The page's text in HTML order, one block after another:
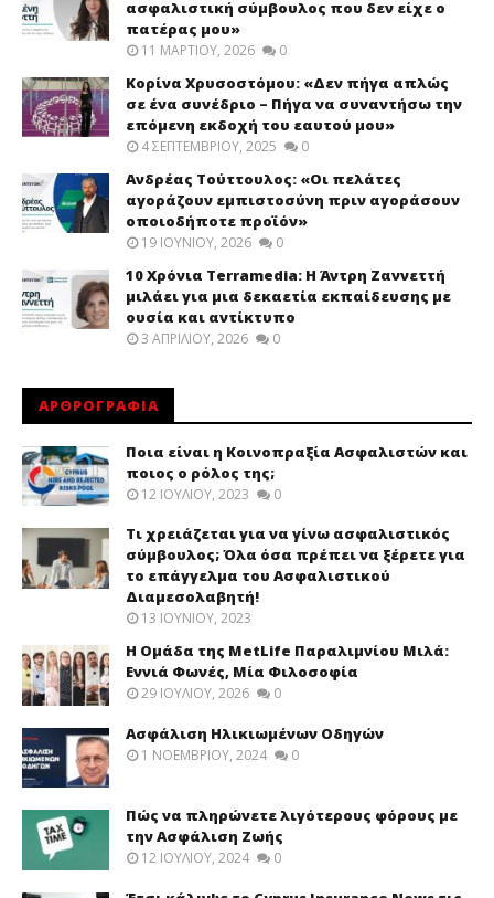
ασφαλιστική σύμβουλος που δεν είχε ο
πατέρας μου»
11 ΜΑΡΤΊΟΥ, 2026 0
Κορίνα Χρυσοστόμου: «Δεν πήγα απλώς
σε ένα συνέδριο – Πήγα να συναντήσω την
επόμενη εκδοχή του εαυτού μου»
4 ΣΕΠΤΕΜΒΡΊΟΥ, 2025 0
Ανδρέας Τούττουλος: «Οι πελάτες
αγοράζουν εμπιστοσύνη πριν αγοράσουν
οποιοδήποτε προϊόν»
19 ΙΟΥΝΊΟΥ, 2026 0
10 Χρόνια Terramedia: Η Άντρη Ζαννεττή
μιλάει για μια δεκαετία εκπαίδευσης με
ουσία και αντίκτυπο
3 ΑΠΡΙΛΊΟΥ, 2026 0
ΑΡΘΡΟΓΡΑΦΙΑ
Ποια είναι η Κοινοπραξία Ασφαλιστών και
ποιος ο ρόλος της;
12 ΙΟΥΛΊΟΥ, 2023 0
Τι χρειάζεται για να γίνω ασφαλιστικός
σύμβουλος; Όλα όσα πρέπει να ξέρετε για
το επάγγελμα του Ασφαλιστικού
Διαμεσολαβητή!
13 ΙΟΥΝΊΟΥ, 2023
Η Ομάδα της MetLife Παραλιμνίου Μιλά:
Εννιά Φωνές, Μία Φιλοσοφία
29 ΙΟΥΛΊΟΥ, 2026 0
Ασφάλιση Ηλικιωμένων Οδηγών
1 ΝΟΕΜΒΡΊΟΥ, 2024 0
Πώς να πληρώνετε λιγότερους φόρους με
την Ασφάλιση Ζωής
12 ΙΟΥΛΊΟΥ, 2024 0